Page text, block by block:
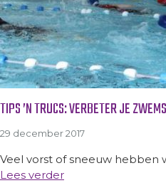
TIPS ’N TRUCS: VERBETER JE
29 december 2017
Veel vorst of sneeuw hebben
Lees verder